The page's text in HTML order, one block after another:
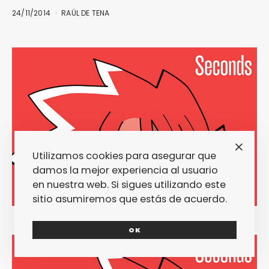
24/11/2014 RAÜL DE TENA
Utilizamos cookies para asegurar que
damos la mejor experiencia al usuario
en nuestra web. Si sigues utilizando este
sitio asumiremos que estás de acuerdo.
OK